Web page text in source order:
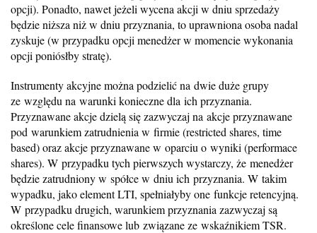
opcji). Ponadto, nawet jeżeli wycena akcji w dniu sprzedaży
będzie niższa niż w dniu przyznania, to uprawniona osoba nadal
zyskuje (w przypadku opcji menedżer w momencie wykonania
opcji poniósłby stratę).
Instrumenty akcyjne można podzielić na dwie duże grupy
ze względu na warunki konieczne dla ich przyznania.
Przyznawane akcje dzielą się zazwyczaj na akcje przyznawane
pod warunkiem zatrudnienia w firmie (restricted shares, time
based) oraz akcje przyznawane w oparciu o wyniki (performace
shares). W przypadku tych pierwszych wystarczy, że menedżer
będzie zatrudniony w spółce w dniu ich przyznania. W takim
wypadku, jako element LTI, spełniałyby one funkcje retencyjną.
W przypadku drugich, warunkiem przyznania zazwyczaj są
określone cele finansowe lub związane ze wskaźnikiem TSR.